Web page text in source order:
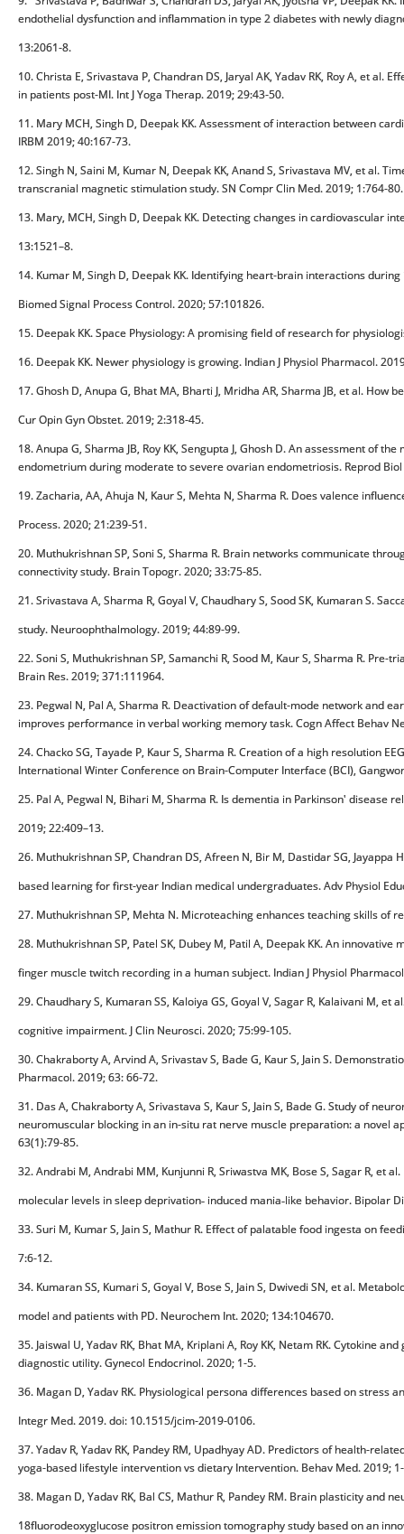
endothelial dysfunction and inflammation in type 2 diabetes with newly
13:2061-8.
10. Christa E, Srivastava P, Chandran DS, Jaryal AK, Yadav RK, Roy A, et
in patients post-MI. Int J Yoga Therap. 2019; 29:43-50.
11. Mary MCH, Singh D, Deepak KK. Assessment of interaction between
IRBM 2019; 40:167-73.
12. Singh N, Saini M, Kumar N, Deepak KK, Anand S, Srivastava MV, et al.
transcranial magnetic stimulation study. SN Compr Clin Med. 2019; 1:764-80.
13. Mary, MCH, Singh D, Deepak KK. Detecting changes in cardiovascular
13:1521–8.
14. Kumar M, Singh D, Deepak KK. Identifying heart-brain interactions
Biomed Signal Process Control. 2020; 57:101826.
15. Deepak KK. Space Physiology: A promising field of research for
16. Deepak KK. Newer physiology is growing. Indian J Physiol Pharmacol.
17. Ghosh D, Anupa G, Bhat MA, Bharti J, Mridha AR, Sharma JB, et al.
Cur Opin Gyn Obstet. 2019; 2:318-45.
18. Anupa G, Sharma JB, Roy KK, Sengupta J, Ghosh D. An assessment
endometrium during moderate to severe ovarian endometriosis. Reprod
19. Zacharia, AA, Ahuja N, Kaur S, Mehta N, Sharma R. Does valence
Process. 2020; 21:239-51.
20. Muthukrishnan SP, Soni S, Sharma R. Brain networks communicate
connectivity study. Brain Topogr. 2020; 33:75-85.
21. Srivastava A, Sharma R, Goyal V, Chaudhary S, Sood SK, Kumaran S.
study. Neuroophthalmology. 2019; 44:89-99.
22. Soni S, Muthukrishnan SP, Samanchi R, Sood M, Kaur S, Sharma R.
Brain Res. 2019; 371:111964.
23. Pegwal N, Pal A, Sharma R. Deactivation of default-mode network and
improves performance in verbal working memory task. Cogn Affect Behav
24. Chacko SG, Tayade P, Kaur S, Sharma R. Creation of a high resolution
International Winter Conference on Brain-Computer Interface (BCI),
25. Pal A, Pegwal N, Bihari M, Sharma R. Is dementia in Parkinson' disease
2019; 22:409–13.
26. Muthukrishnan SP, Chandran DS, Afreen N, Bir M, Dastidar SG,
based learning for first-year Indian medical undergraduates. Adv Physiol
27. Muthukrishnan SP, Mehta N. Microteaching enhances teaching skills of
28. Muthukrishnan SP, Patel SK, Dubey M, Patil A, Deepak KK. An
finger muscle twitch recording in a human subject. Indian J Physiol
29. Chaudhary S, Kumaran SS, Kaloiya GS, Goyal V, Sagar R, Kalaivani M,
cognitive impairment. J Clin Neurosci. 2020; 75:99-105.
30. Chakraborty A, Arvind A, Srivastav S, Bade G, Kaur S, Jain S.
Pharmacol. 2019; 63: 66-72.
31. Das A, Chakraborty A, Srivastava S, Kaur S, Jain S, Bade G. Study of
neuromuscular blocking in an in-situ rat nerve muscle preparation: a novel
63(1):79-85.
32. Andrabi M, Andrabi MM, Kunjunni R, Sriwastva MK, Bose S, Sagar R,
molecular levels in sleep deprivation‐ induced mania‐like behavior. Bipolar
33. Suri M, Kumar S, Jain S, Mathur R. Effect of palatable food ingesta on
7:6-12.
34. Kumaran SS, Kumari S, Goyal V, Bose S, Jain S, Dwivedi SN, et al.
model and patients with PD. Neurochem Int. 2020; 134:104670.
35. Jaiswal U, Yadav RK, Bhat MA, Kriplani A, Roy KK, Netam RK. Cytokine
diagnostic utility. Gynecol Endocrinol. 2020; 1-5.
36. Magan D, Yadav RK. Physiological persona differences based on
Integr Med. 2019. doi: 10.1515/jcim-2019-0106.
37. Yadav R, Yadav RK, Pandey RM, Upadhyay AD. Predictors of health-
yoga-based lifestyle intervention vs dietary Intervention. Behav Med. 2019;
38. Magan D, Yadav RK, Bal CS, Mathur R, Pandey RM. Brain plasticity
18fluorodeoxyglucose positron emission tomography study based on an